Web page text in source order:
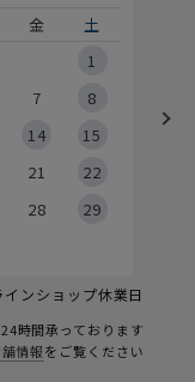
金
土
1
7
8
14
15
21
22
28
29
インショップ休業日
時間承っております
情報をご覧ください